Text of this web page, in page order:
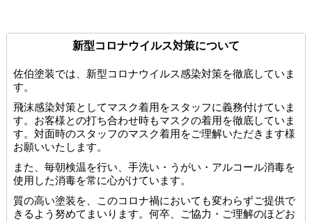
新型コロナウイルス対策について
佐伯塗装では、新型コロナウイルス感染対策を徹底していま
す。
飛沫感染対策としてマスク着用をスタッフに義務付けていま
す。お客様との打ち合わせ時もマスクの着用を徹底していま
す。対面時のスタッフのマスク着用をご理解いただきます様
お願いいたします。
また、毎朝検温を行い、手洗い・うがい・アルコール消毒を
使用した消毒を常に心がけています。
質の高い塗装を、このコロナ禍においても変わらずご提供で
きるよう努めてまいります。何卒、ご協力・ご理解のほどお